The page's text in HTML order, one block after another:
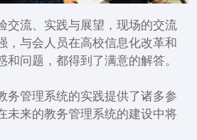
交流、实践与展望，现场的交流
，与会人员在高校信息化改革和
和问题，都得到了满意的解答。
务管理系统的实践提供了诸多参
未来的教务管理系统的建设中将